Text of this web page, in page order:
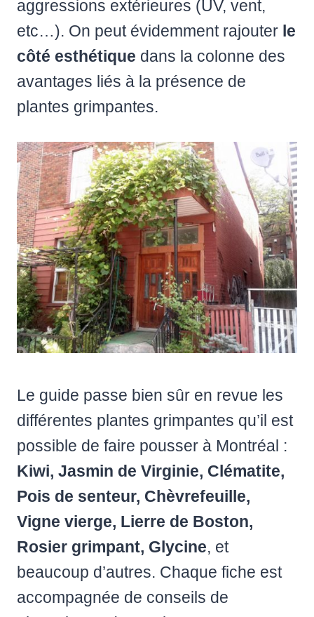
aggressions extérieures (UV, vent,
etc…). On peut évidemment rajouter le
côté esthétique dans la colonne des
avantages liés à la présence de
plantes grimpantes.
Le guide passe bien sûr en revue les
différentes plantes grimpantes qu’il est
possible de faire pousser à Montréal :
Kiwi, Jasmin de Virginie, Clématite,
Pois de senteur, Chèvrefeuille,
Vigne vierge, Lierre de Boston,
Rosier grimpant, Glycine, et
beaucoup d’autres. Chaque fiche est
accompagnée de conseils de